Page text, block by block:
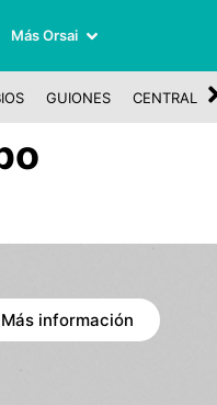
Más Orsai
GUIONES CENTRAL
Más información